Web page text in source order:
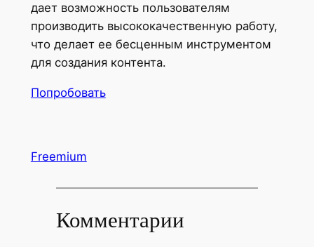
дает возможность пользователям
производить высококачественную работу,
что делает ее бесценным инструментом
для создания контента.
Попробовать
Freemium
Комментарии